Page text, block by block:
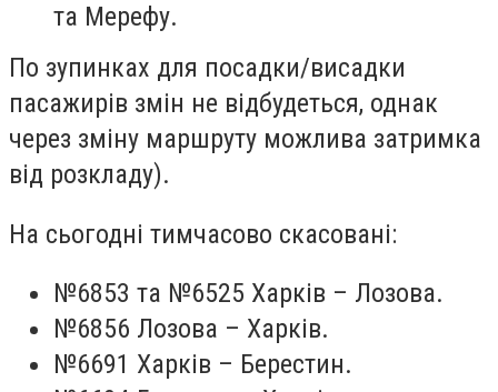
та Мерефу.
По зупинках для посадки/висадки
пасажирів змін не відбудеться, однак
через зміну маршруту можлива затримка
від розкладу).
На сьогодні тимчасово скасовані:
№6853 та №6525 Харків – Лозова.
№6856 Лозова – Харків.
№6691 Харків – Берестин.